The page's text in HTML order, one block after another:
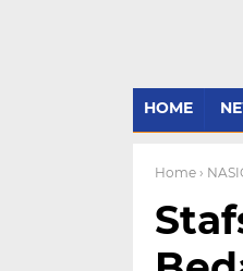
HOME
Home ›